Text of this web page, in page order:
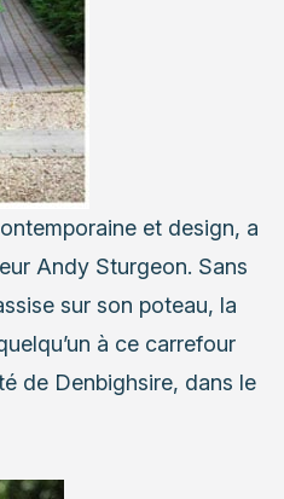
et design, a
Andy Sturgeon. Sans
sur son poteau, la
à ce carrefour
de Denbighsire, dans le